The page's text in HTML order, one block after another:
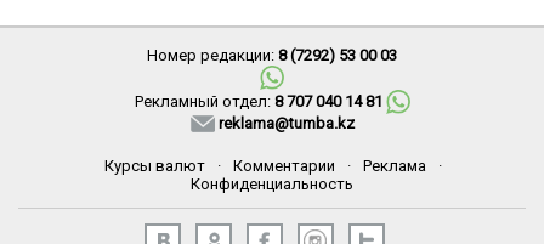
Номер редакции: 8 (7292) 53 00 03
Рекламный отдел: 8 707 040 14 81
reklama@tumba.kz
Курсы валют · Комментарии · Реклама
·
Конфиденциальность